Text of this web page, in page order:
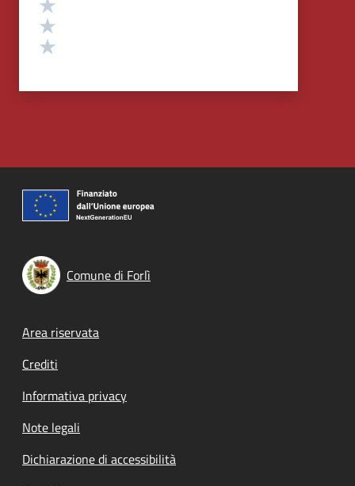
Comune di Forlì
Footer menu
Area riservata
Crediti
Informativa privacy
Note legali
Dichiarazione di accessibilità